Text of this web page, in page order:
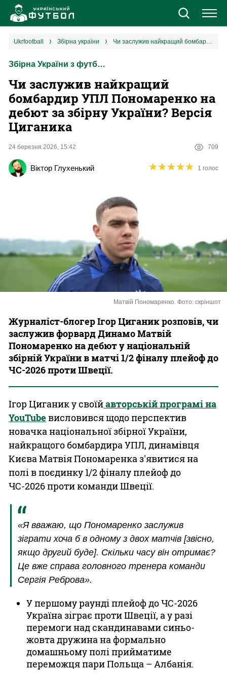
Новини
Збірна
Єврокубки
УПЛ
Різне
Букмекери
Казино
ukrfootball збірна україни Чи заслужив найкращий бомбардир УПЛ Пономаренко на дебют за збірну України? Версія Циганика
Збірна України з футболу
Чи заслужив найкращий
бомбардир УПЛ Пономаренко на
дебют за збірну України? Версія
Циганика
24 березня 2026, 15:42 709
Віктор Глухенький ★★★★★
★★★★★ 1 голос
Матвій Пономаренко. Фото: скріншот
Журналіст-блогер Ігор Циганик розповів, чи
заслужив форвард Динамо Матвій
Пономаренко на дебют у національній
збірній України в матчі 1/2 фіналу плейоф до
ЧС-2026 проти Швеції.
Ігор Циганик у своїйавторській програмі на
YouTube висловився щодо перспектив
новачка національної збірної України,
найкращого бомбардира УПЛ, динамівця
Києва Матвія Пономаренка з'явитися на
полі в поєдинку 1/2 фіналу плейоф до
ЧС-2026 проти команди Швеції.
«Я вважаю, що Пономаренко заслужив
зіграти хоча б в одному з двох матчів [звісно,
якщо другий буде]. Скільки часу він отримає?
Це вже справа головного тренера команди
Сергія Реброва».
У першому раунді плейоф до ЧС-2026
Україна зіграє проти Швеції, а у разі
перемоги над скандинавами синьо-
жовта дружина на формально
домашньому полі прийматиме
переможця пари Польща – Албанія.